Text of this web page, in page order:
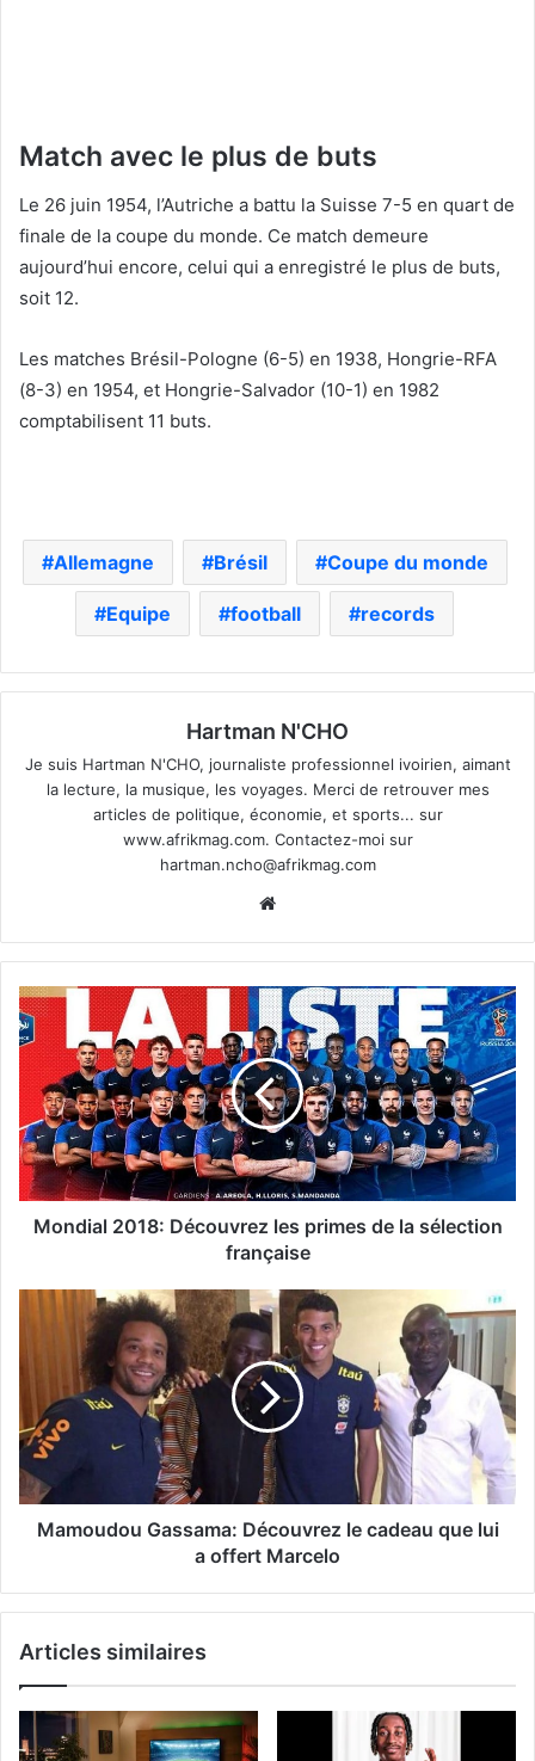
Match avec le plus de buts
Le 26 juin 1954, l’Autriche a battu la Suisse 7-5 en quart de
finale de la coupe du monde. Ce match demeure
aujourd’hui encore, celui qui a enregistré le plus de buts,
soit 12.
Les matches Brésil-Pologne (6-5) en 1938, Hongrie-RFA
(8-3) en 1954, et Hongrie-Salvador (10-1) en 1982
comptabilisent 11 buts.
Allemagne Brésil Coupe du monde
Equipe football records
Hartman N'CHO
Je suis Hartman N'CHO, journaliste professionnel ivoirien, aimant
la lecture, la musique, les voyages. Merci de retrouver mes
articles de politique, économie, et sports... sur
www.afrikmag.com. Contactez-moi sur
hartman.ncho@afrikmag.com
Mondial 2018: Découvrez les primes de la sélection
française
Mamoudou Gassama: Découvrez le cadeau que lui
a offert Marcelo
Articles similaires